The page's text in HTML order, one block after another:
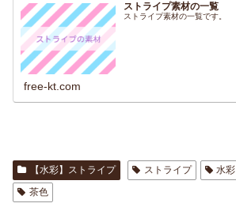
ストライプ素材の一覧
ストライプ素材の一覧です。
free-kt.com
【水彩】ストライプ ストライプ 水彩
茶色